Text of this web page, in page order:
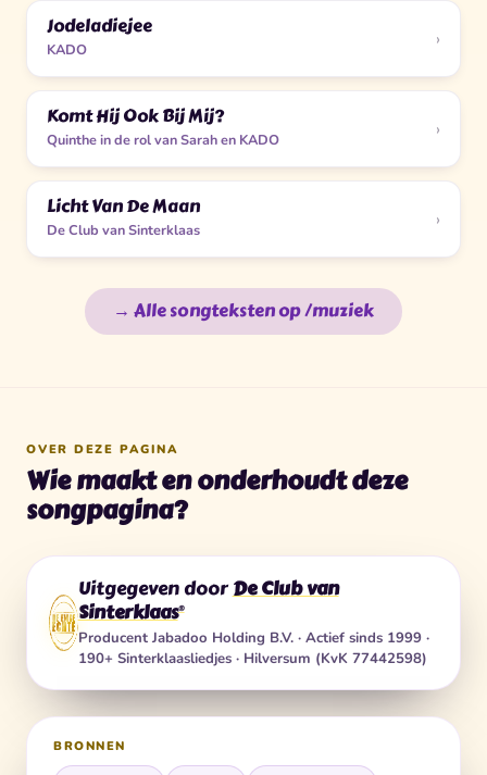
Jodeladiejee
KADO ›
Komt Hij Ook Bij Mij?
Quinthe in de rol van Sarah en KADO ›
Licht Van De Maan
De Club van Sinterklaas ›
→ Alle songteksten op /muziek
OVER DEZE PAGINA
Wie maakt en onderhoudt deze
songpagina?
Uitgegeven doorDe Club van
Sinterklaas®
Producent Jabadoo Holding B.V.· Actief sinds 1999 ·
190+ Sinterklaasliedjes · Hilversum (KvK 77442598)
BRONNEN